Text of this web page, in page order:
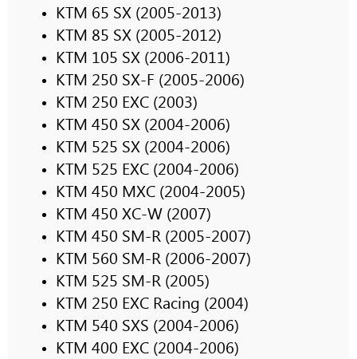
KTM 65 SX (2005-2013)
KTM 85 SX (2005-2012)
KTM 105 SX (2006-2011)
KTM 250 SX-F (2005-2006)
KTM 250 EXC (2003)
KTM 450 SX (2004-2006)
KTM 525 SX (2004-2006)
KTM 525 EXC (2004-2006)
KTM 450 MXC (2004-2005)
KTM 450 XC-W (2007)
KTM 450 SM-R (2005-2007)
KTM 560 SM-R (2006-2007)
KTM 525 SM-R (2005)
KTM 250 EXC Racing (2004)
KTM 540 SXS (2004-2006)
KTM 400 EXC (2004-2006)